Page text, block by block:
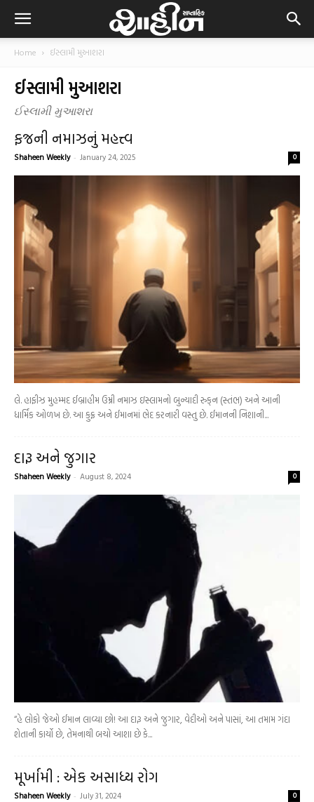
Home ઈસ્લામી મુઆશરા
ઈસ્લામી મુઆશરા
ઈસ્લામી મુઆશરા
ફજ્રની નમાઝનું મહત્ત્વ
Shaheen Weekly - January 24, 2025 0
લે. હાફીઝ મુહમ્મદ ઈબ્રાહીમ ઉમ્રી નમાઝ ઇસ્લામનો બુન્યાદી રુક્‌ન (સ્તંભ) અને આની
ધાર્મિક ઓળખ છે. આ કુફ્ર અને ઈમાનમાં ભેદ કરનારી વસ્તુ છે. ઈમાનની નિશાની...
દારૂ અને જુગાર
Shaheen Weekly - August 8, 2024 0
“હે લોકો જેઓ ઈમાન લાવ્યા છો! આ દારૂ અને જુગાર, વેદીઓ અને પાસાં, આ તમામ ગંદા
શેતાની કાર્યો છે, તેમનાથી બચો આશા છે કે...
મૂર્ખામી : એક અસાધ્ય રોગ
Shaheen Weekly - July 31, 2024 0